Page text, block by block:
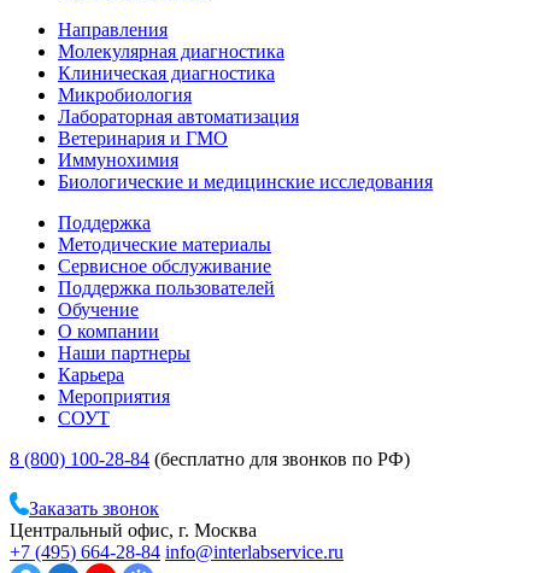
Направления
Молекулярная диагностика
Клиническая диагностика
Микробиология
Лабораторная автоматизация
Ветеринария и ГМО
Иммунохимия
Биологические и медицинские исследования
Поддержка
Методические материалы
Сервисное обслуживание
Поддержка пользователей
Обучение
О компании
Наши партнеры
Карьера
Мероприятия
СОУТ
8 (800) 100-28-84 (бесплатно для звонков по РФ)
Заказать звонок
Центральный офис, г. Москва
+7 (495) 664-28-84 info@interlabservice.ru